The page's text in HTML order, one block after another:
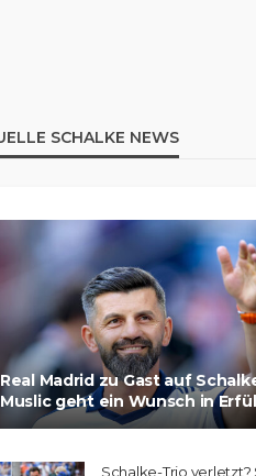
SCHALKE NEWS
Real Madrid zu Gast auf
Muslic geht ein Wunsch in
Schalke-Trio verletzt?